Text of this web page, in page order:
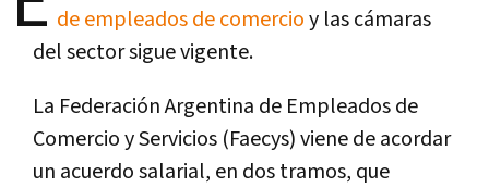
de empleados de comercioy las cámaras
del sector sigue vigente.
La Federación Argentina de Empleados de
Comercio y Servicios (Faecys) viene de acordar
un acuerdo salarial, en dos tramos, que